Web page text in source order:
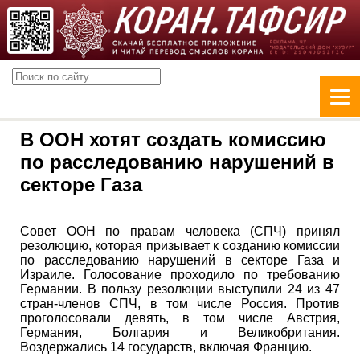
В ООН хотят создать комиссию
по расследованию нарушений в
секторе Газа
Совет ООН по правам человека (СПЧ) принял
резолюцию, которая призывает к созданию комиссии
по расследованию нарушений в секторе Газа и
Израиле. Голосование проходило по требованию
Германии. В пользу резолюции выступили 24 из 47
стран-членов СПЧ, в том числе Россия. Против
проголосовали девять, в том числе Австрия,
Германия, Болгария и Великобритания.
Воздержались 14 государств, включая Францию.